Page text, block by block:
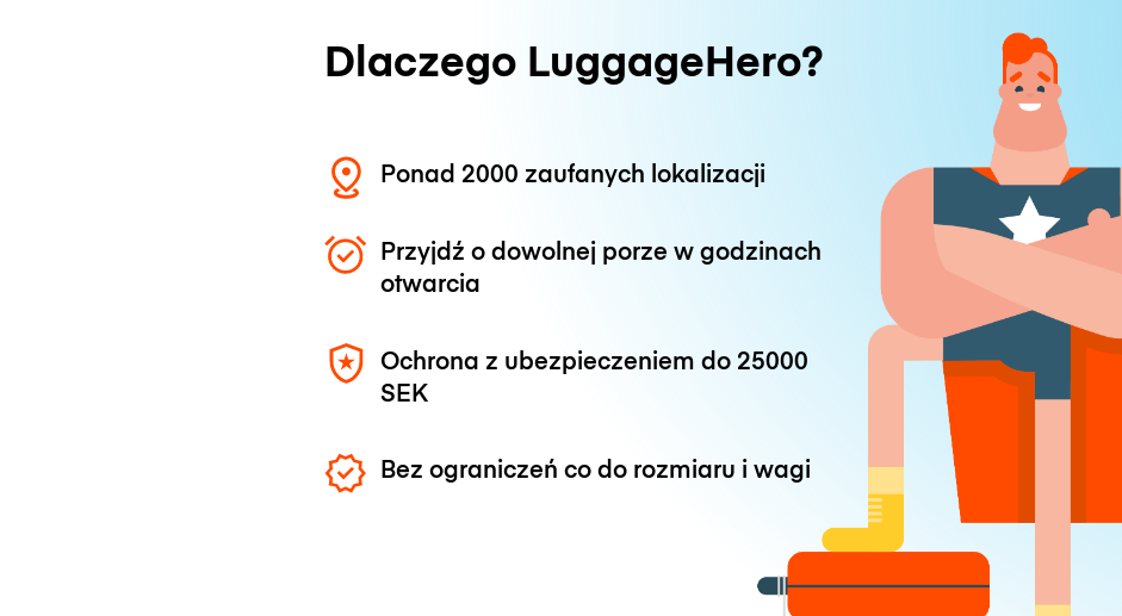
Dlaczego LuggageHero?
Ponad 2000 zaufanych lokalizacji
Przyjdź o dowolnej porze w godzinach
otwarcia
Ochrona z ubezpieczeniem do 25000
SEK
Bez ograniczeń co do rozmiaru i wagi